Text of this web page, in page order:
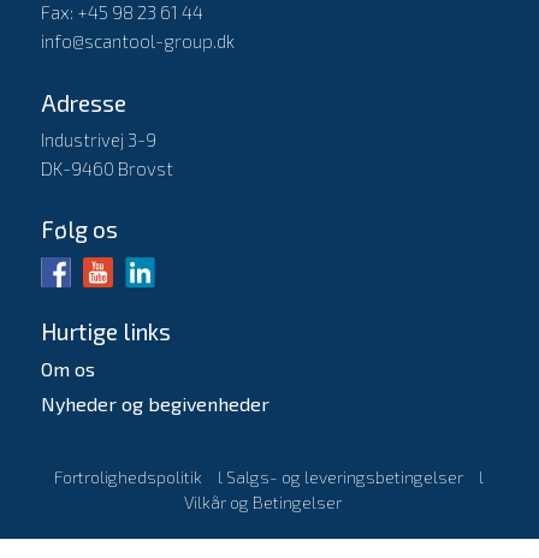
Fax: +45 98 23 61 44
info@scantool-group.dk
Adresse
Industrivej 3-9
DK-9460 Brovst
Følg os
Hurtige links
Om os
Nyheder og begivenheder
Fortrolighedspolitik l Salgs- og leveringsbetingelser
l
Vilkår og Betingelser